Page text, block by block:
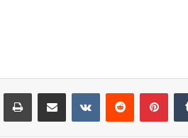
بينتيريست مشاركة عبر البريد